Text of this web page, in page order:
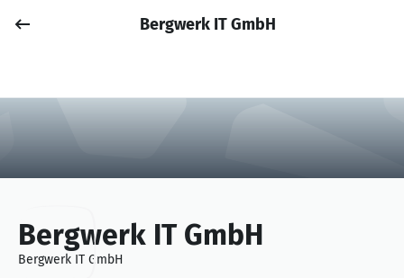
Anmelden
Bergwerk IT GmbH
Bergwerk IT GmbH
Bergwerk IT GmbH